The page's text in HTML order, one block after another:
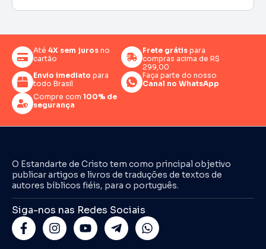
Até 4X sem juros no
cartão
Frete grátispara
compras acima de R$
299,00
Envio imediato para
todo Brasil
Faça parte do nosso
Canal no WhatsApp
Compre com 100% de
segurança
O Estandarte de Cristo tem como principal objetivo
publicar artigos e livros de traduções de textos de
autores bíblicos fiéis, para o português.
Siga-nos nas Redes Sociais